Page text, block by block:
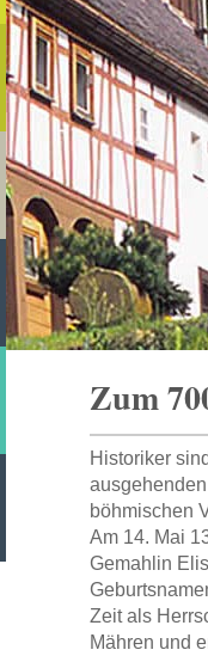
Zum
Historiker
böhmischen
Am 14. Mai
Gemahlin
Zeit als
Mähren und